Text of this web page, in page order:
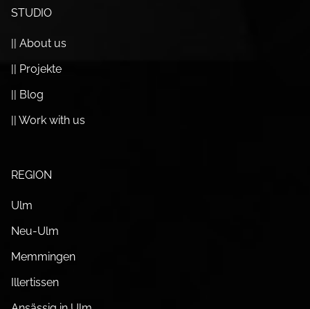
STUDIO
|| About us
|| Projekte
|| Blog
|| Work with us
REGION
Ulm
Neu-Ulm
Memmingen
Illertissen